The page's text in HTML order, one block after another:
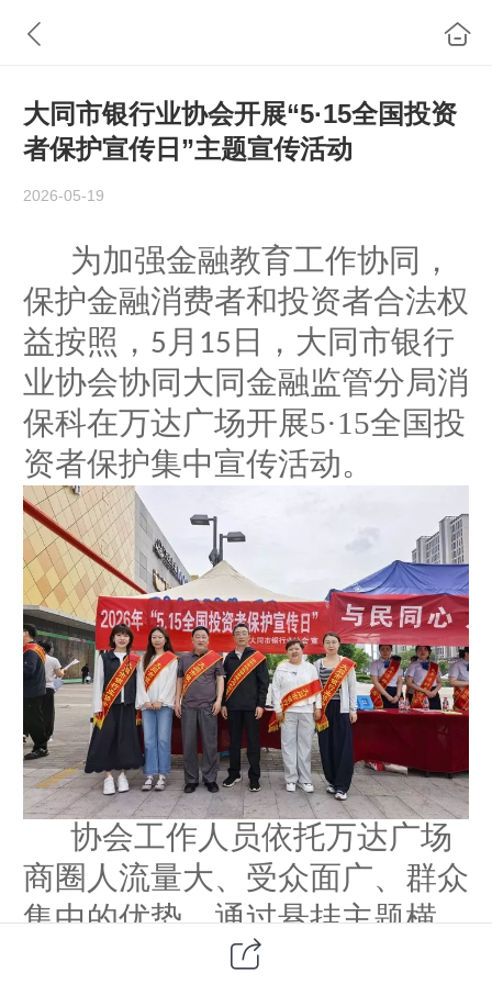
大同市银行业协会开展“5·15全国投资
者保护宣传日”主题宣传活动
2026-05-19
为加强金融教育工作协同，
保护金融消费者和投资者合法权
益按照， 5 月 15 日 ， 大同市银行
业协会协同大同金融监管分局消
保科在万达广场开展5·15全国投
资者保护集中宣传活动。
协会工作人员依托万达广场
商圈人流量大、受众面广、群众
集中的优势，通过悬挂主题横
幅、发放宣传手册、现场答疑解